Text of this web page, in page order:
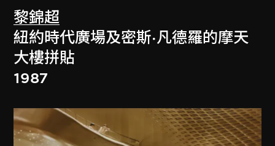
黎錦超
紐約時代廣場及密斯·凡德羅的摩天
大樓拼貼
1987